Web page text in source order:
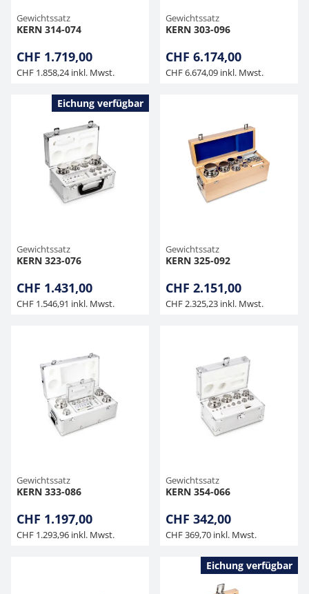
Gewichtssatz
KERN 314-074
CHF 1.719,00
CHF 1.858,24 inkl. Mwst.
Gewichtssatz
KERN 303-096
CHF 6.174,00
CHF 6.674,09 inkl. Mwst.
Eichung verfügbar
Gewichtssatz
KERN 323-076
CHF 1.431,00
CHF 1.546,91 inkl. Mwst.
Gewichtssatz
KERN 325-092
CHF 2.151,00
CHF 2.325,23 inkl. Mwst.
Gewichtssatz
KERN 333-086
CHF 1.197,00
CHF 1.293,96 inkl. Mwst.
Gewichtssatz
KERN 354-066
CHF 342,00
CHF 369,70 inkl. Mwst.
Eichung verfügbar